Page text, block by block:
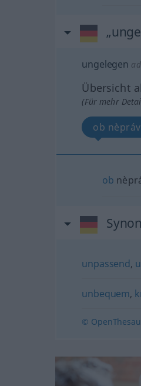
ungelegen
Übersicht
(Für mehr
ob
ob
unpassend,
unbequem,
©